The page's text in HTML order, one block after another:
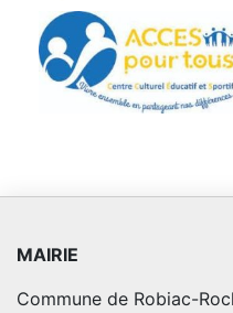
MAIRIE
Commune de Robiac-